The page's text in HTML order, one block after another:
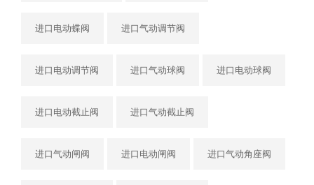
进口电动蝶阀 进口气动调节阀
进口电动调节阀 进口气动球阀 进口电动球阀
进口电动截止阀 进口气动截止阀
进口气动闸阀 进口电动闸阀 进口气动角座阀